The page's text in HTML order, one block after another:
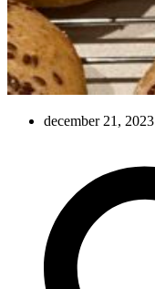
december 21, 2023